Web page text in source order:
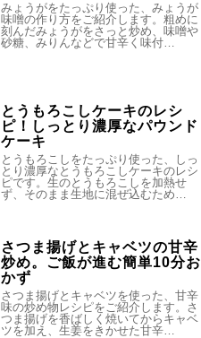
みょうがをたっぷり使った、みょうが
味噌の作り方をご紹介します。粗めに
刻んだみょうがをさっと炒め、味噌や
砂糖、みりんなどで甘辛く味付…
とうもろこしケーキのレシ
ピ！しっとり濃厚なパウンド
ケーキ
とうもろこしをたっぷり使った、しっ
とり濃厚なとうもろこしケーキのレシ
ピです。生のとうもろこしを加熱せ
ず、そのまま生地に混ぜ込むため…
さつま揚げとキャベツの甘辛
炒め。ご飯が進む簡単10分お
かず
さつま揚げとキャベツを使った、甘辛
味の炒め物レシピをご紹介します。さ
つま揚げを香ばしく焼いてからキャベ
ツを加え、生姜をきかせた甘辛…